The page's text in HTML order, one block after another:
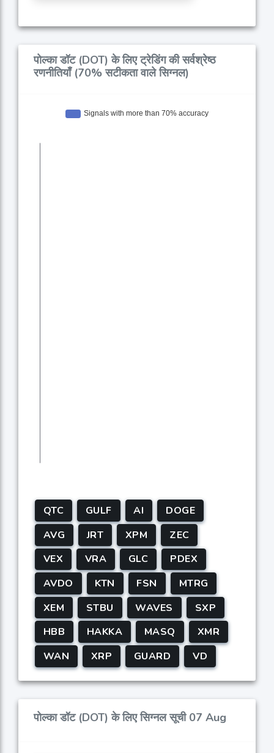
पोल्का डॉट (DOT) के लिए ट्रेडिंग की सर्वश्रेष्ठ
रणनीतियाँ (70% सटीकता वाले सिग्नल)
QTC GULF AI
DOGE
AVG
JRT XPM
ZEC
VEX
VRA GLC
PDEX
AVDO
KTN FSN
MTRG
XEM
STBU WAVES
SXP
HBB
HAKKA MASQ
XMR
WAN
XRP GUARD VD
पोल्का डॉट (DOT) के लिए सिग्नल सूची 07 Aug